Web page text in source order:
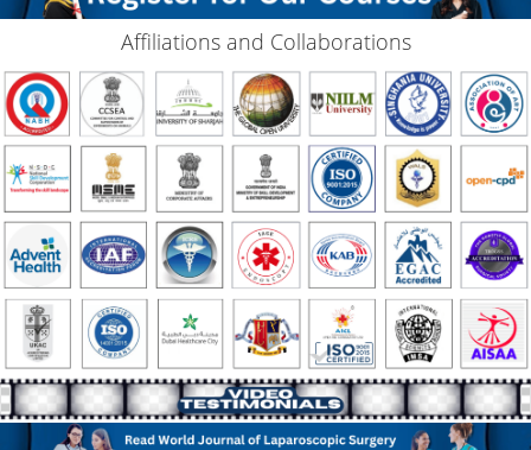
Affiliations and Collaborations